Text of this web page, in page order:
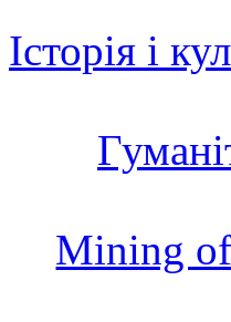
Історія і
Mining